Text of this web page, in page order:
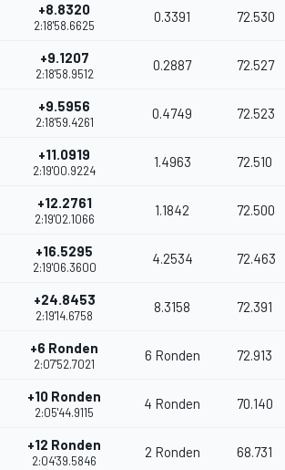
+8.8320
2:18'58.6625
0.3391 72.530
+9.1207
2:18'58.9512
0.2887 72.527
+9.5956
2:18'59.4261
0.4749 72.523
+11.0919
2:19'00.9224
1.4963 72.510
+12.2761
2:19'02.1066
1.1842 72.500
+16.5295
2:19'06.3600
4.2534 72.463
+24.8453
2:19'14.6758
8.3158 72.391
+6 Ronden
2:07'52.7021
6 Ronden 72.913
+10 Ronden
2:05'44.9115
4 Ronden 70.140
+12 Ronden
2:04'39.5846
2 Ronden 68.731